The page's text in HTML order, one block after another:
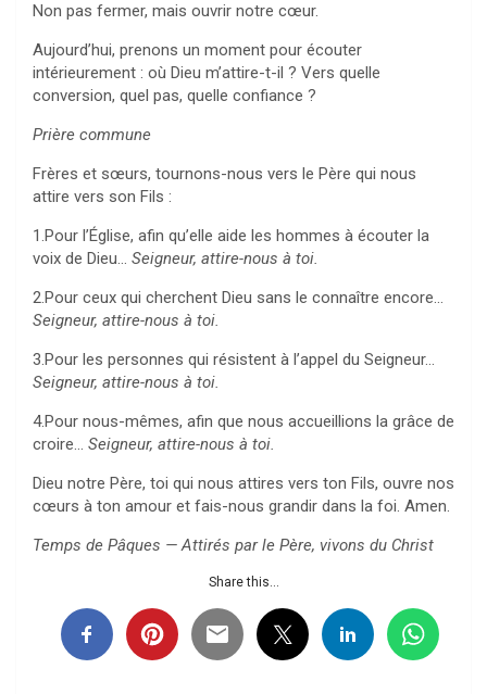
Non pas fermer, mais ouvrir notre cœur.
Aujourd’hui, prenons un moment pour écouter
intérieurement : où Dieu m’attire-t-il ? Vers quelle
conversion, quel pas, quelle confiance ?
Prière commune
Frères et sœurs, tournons-nous vers le Père qui nous
attire vers son Fils :
1.Pour l’Église, afin qu’elle aide les hommes à écouter la
voix de Dieu… Seigneur, attire-nous à toi.
2.Pour ceux qui cherchent Dieu sans le connaître encore…
Seigneur, attire-nous à toi.
3.Pour les personnes qui résistent à l’appel du Seigneur…
Seigneur, attire-nous à toi.
4.Pour nous-mêmes, afin que nous accueillions la grâce de
croire… Seigneur, attire-nous à toi.
Dieu notre Père, toi qui nous attires vers ton Fils, ouvre nos
cœurs à ton amour et fais-nous grandir dans la foi. Amen.
Temps de Pâques — Attirés par le Père, vivons du Christ
Share this...